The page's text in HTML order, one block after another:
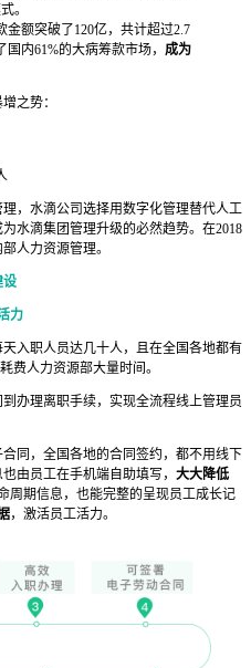
。
金额突破了120亿，共计超过2.7
内61%的大病筹款市场， 成为
之势：
，水滴公司选择用数字化管理替代人工
水滴集团管理升级的必然趋势。在2018
人力资源管理。
设
力
入职人员达几十人，且在全国各地都有
费人力资源部大量时间。
办理离职手续，实现全流程线上管理员
同，全国各地的合同签约，都不用线下
由员工在手机端自助填写， 大大降低
周期信息，也能完整的呈现员工成长记
，激活员工活力。